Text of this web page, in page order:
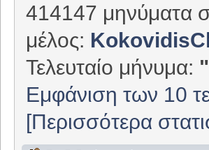
414147 μηνύματα
μέλος:
Τελευταίο μήνυμα: "
Εμφάνιση των 10
[Περισσότερα